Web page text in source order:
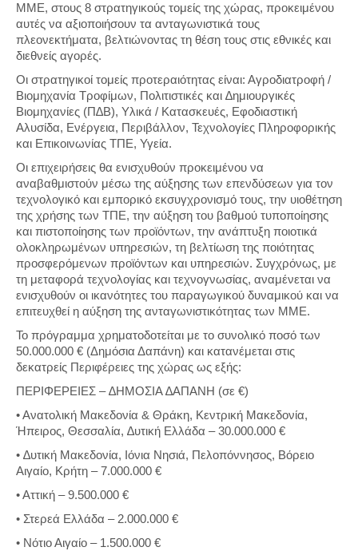
ΜΜΕ, στους 8 στρατηγικούς τομείς της χώρας, προκειμένου
αυτές να αξιοποιήσουν τα ανταγωνιστικά τους
πλεονεκτήματα, βελτιώνοντας τη θέση τους στις εθνικές και
διεθνείς αγορές.
Οι στρατηγικοί τομείς προτεραιότητας είναι: Αγροδιατροφή /
Βιομηχανία Τροφίμων, Πολιτιστικές και ∆ημιουργικές
Βιομηχανίες (Π∆Β), Υλικά / Κατασκευές, Εφοδιαστική
Αλυσίδα, Ενέργεια, Περιβάλλον, Τεχνολογίες Πληροφορικής
και Επικοινωνίας ΤΠΕ, Υγεία.
Οι επιχειρήσεις θα ενισχυθούν προκειμένου να
αναβαθμιστούν μέσω της αύξησης των επενδύσεων για τον
τεχνολογικό και εμπορικό εκσυγχρονισμό τους, την υιοθέτηση
της χρήσης των ΤΠΕ, την αύξηση του βαθμού τυποποίησης
και πιστοποίησης των προϊόντων, την ανάπτυξη ποιοτικά
ολοκληρωμένων υπηρεσιών, τη βελτίωση της ποιότητας
προσφερόμενων προϊόντων και υπηρεσιών. Συγχρόνως, με
τη μεταφορά τεχνολογίας και τεχνογνωσίας, αναμένεται να
ενισχυθούν οι ικανότητες του παραγωγικού δυναμικού και να
επιτευχθεί η αύξηση της ανταγωνιστικότητας των ΜΜΕ.
Το πρόγραμμα χρηματοδοτείται με το συνολικό ποσό των
50.000.000 € (Δημόσια Δαπάνη) και κατανέμεται στις
δεκατρείς Περιφέρειες της χώρας ως εξής:
ΠΕΡΙΦΕΡΕΙΕΣ – ∆ΗΜΟΣΙΑ ∆ΑΠΑΝΗ (σε €)
• Ανατολική Μακεδονία & Θράκη, Κεντρική Μακεδονία,
Ήπειρος, Θεσσαλία, ∆υτική Ελλάδα – 30.000.000 €
• ∆υτική Μακεδονία, Ιόνια Νησιά, Πελοπόννησος, Βόρειο
Αιγαίο, Κρήτη – 7.000.000 €
• Αττική – 9.500.000 €
• Στερεά Ελλάδα – 2.000.000 €
• Νότιο Αιγαίο – 1.500.000 €